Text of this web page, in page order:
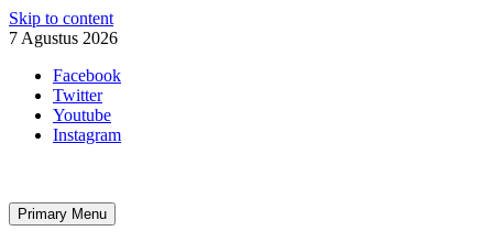
Skip to content
7 Agustus 2026
Facebook
Twitter
Youtube
Instagram
Primary Menu